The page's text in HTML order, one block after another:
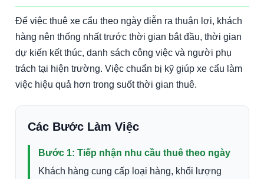
Để việc thuê xe cẩu theo ngày diễn ra thuận lợi, khách
hàng nên thống nhất trước thời gian bắt đầu, thời gian
dự kiến kết thúc, danh sách công việc và người phụ
trách tại hiện trường. Việc chuẩn bị kỹ giúp xe cẩu làm
việc hiệu quả hơn trong suốt thời gian thuê.
Các Bước Làm Việc
Bước 1: Tiếp nhận nhu cầu thuê theo ngày
Khách hàng cung cấp loại hàng, khối lượng